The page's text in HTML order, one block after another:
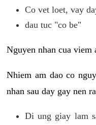
Co vet loet, vay
dau tuc "co be"
Nguyen nhan cua viem
Nhiem am dao co
nhan sau day gay nen
Di ung giay lam